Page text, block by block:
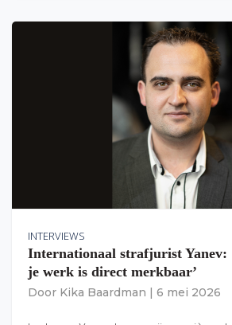
INTERVIEWS
Internationaal strafjurist Yanev:
je werk is direct merkbaar’
Door Kika Baardman 6 mei 2026